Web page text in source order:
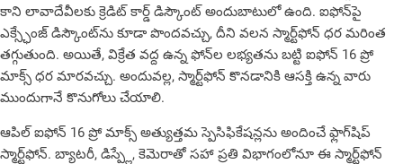
కాని లావాదేవీలకు క్రెడిట్ కార్డ్ డిస్కౌంట్ అందుబాటులో ఉంది. ఐఫోన్‌పై
ఎక్స్ఛేంజ్ డిస్కౌంట్‌ను కూడా పొందవచ్చు, దీని వలన స్మార్ట్‌ఫోన్ ధర మ‌రింత‌
తగ్గుతుంది. అయితే, విక్రేత వద్ద ఉన్న ఫోన్‌ల లభ్యతను బట్టి ఐఫోన్ 16 ప్రో
మాక్స్ ధర మారవచ్చు. అందువల్ల, స్మార్ట్‌ఫోన్ కొనడానికి ఆసక్తి ఉన్న వారు
ముందుగానే కొనుగోలు చేయాలి.
ఆపిల్ ఐఫోన్ 16 ప్రో మాక్స్ అత్యుత్తమ స్పెసిఫికేషన్లను అందించే ఫ్లాగ్‌షిప్‌
స్మార్ట్‌ఫోన్. బ్యాటరీ, డిస్ప్లే, కెమెరాతో సహా ప్రతి విభాగంలోనూ ఈ స్మార్ట్‌ఫోన్